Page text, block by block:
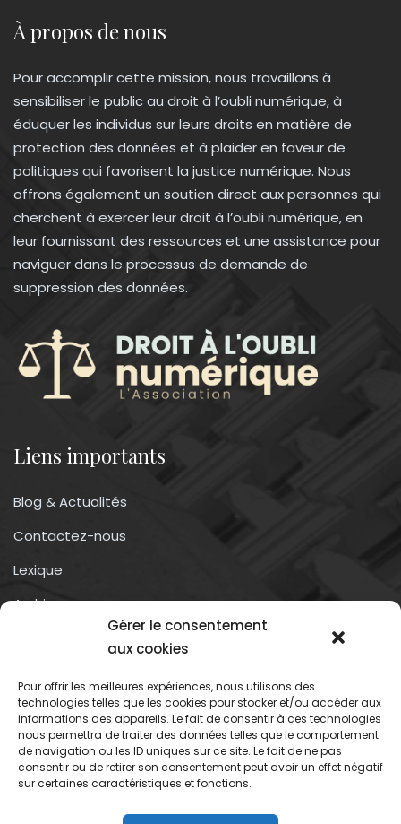
Gérer le consentement
aux cookies
Pour offrir les meilleures expériences, nous utilisons des
technologies telles que les cookies pour stocker et/ou accéder aux
informations des appareils. Le fait de consentir à ces technologies
nous permettra de traiter des données telles que le comportement
de navigation ou les ID uniques sur ce site. Le fait de ne pas
consentir ou de retirer son consentement peut avoir un effet négatif
sur certaines caractéristiques et fonctions.
À propos de nous
Pour accomplir cette mission, nous travaillons à
sensibiliser le public au droit à l’oubli numérique, à
éduquer les individus sur leurs droits en matière de
protection des données et à plaider en faveur de
politiques qui favorisent la justice numérique. Nous
offrons également un soutien direct aux personnes qui
cherchent à exercer leur droit à l’oubli numérique, en
leur fournissant des ressources et une assistance pour
naviguer dans le processus de demande de
suppression des données.
Liens importants
Blog & Actualités
Contactez-nous
Lexique
Archives
Conditions générales d’utilisation
Contactez-nous
Association du droit a l’oubli numérique
13 rue trigance
13002 – Marseille